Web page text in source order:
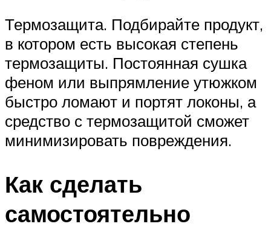
Термозащита. Подбирайте продукт,
в котором есть высокая степень
термозащиты. Постоянная сушка
феном или выпрямление утюжком
быстро ломают и портят локоны, а
средство с термозащитой сможет
минимизировать повреждения.
Как сделать
самостоятельно